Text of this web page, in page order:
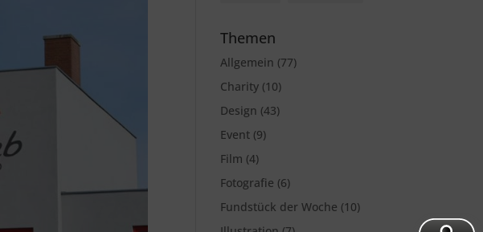
Themen
Allgemein (77)
Charity(10)
Design (43)
Event(9)
Film (4)
Fotografie (6)
Fundstück der Woche (10)